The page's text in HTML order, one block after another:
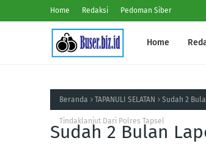
Home Redaksi Pedoman Siber
Home
Beranda TAPANULI SELATAN Sudah 2
Tindaklanjut Dari Polres Tapsel
Sudah 2 Bulan